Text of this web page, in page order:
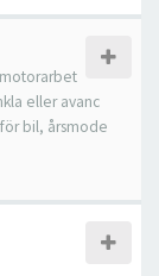
eller avanc
bil, årsmode